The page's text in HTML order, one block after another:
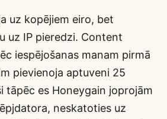
uz kopējiem eiro, bet
uz IP pieredzi. Content
iespējošanas manam pirmā
pievienoja aptuveni 25
tāpēc es Honeygain joprojām
neskatoties uz